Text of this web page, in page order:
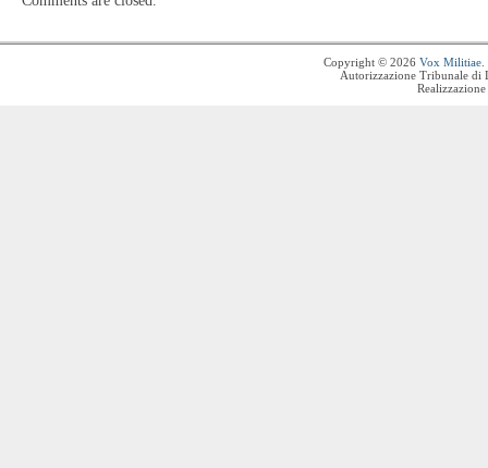
Copyright © 2026 Vox Militiae
Autorizzazione Tribunale di